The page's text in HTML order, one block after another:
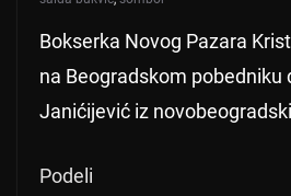
Bokserka Novog Pazara
na Beogradskom pobedniku
Janićijević iz
Podeli